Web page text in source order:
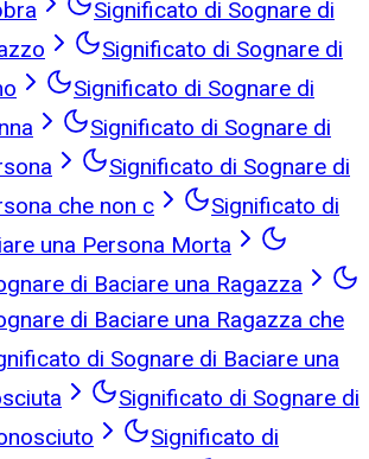
Significato di Sognare di
Significato di Sognare di
Significato di Sognare di
Significato di Sognare di
Significato di Sognare di
che non c
Significato di
una Persona Morta
di Baciare una Ragazza
di Baciare una Ragazza che
di Sognare di Baciare una
Significato di Sognare di
Significato di